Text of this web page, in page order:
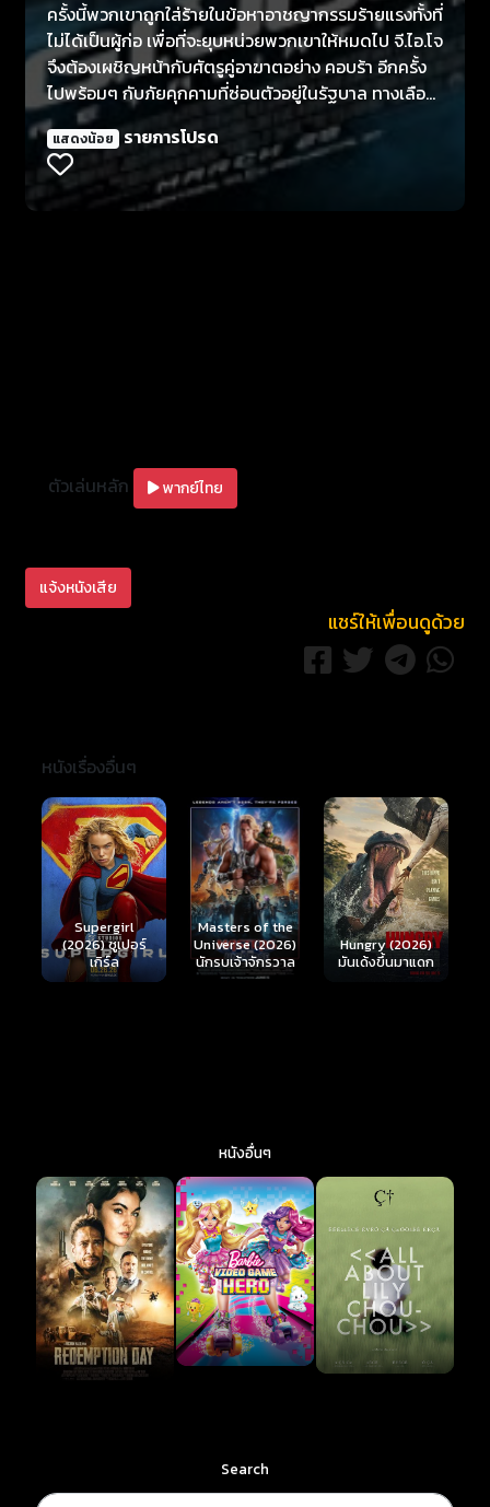
ครั้งนี้พวกเขาถูกใส่ร้ายในข้อหาอาชญากรรมร้ายแรงทั้งที่
ไม่ได้เป็นผู้ก่อ เพื่อที่จะยุบหน่วยพวกเขาให้หมดไป จี.ไอ.โจ
จึงต้องเผชิญหน้ากับศัตรูคู่อาฆาตอย่าง คอบร้า อีกครั้ง
ไปพร้อมๆ กับภัยคุกคามที่ซ่อนตัวอยู่ในรัฐบาล ทางเลือก
เดียวที่อยู่ก็คือ…การเอาคืน จี.ไอ.โจ ได้เวลาที่ โรดบล็อค
(ดเวย์น จอห์นสัน) ต้องนำทีมจี.ไอ.โจ ชุดใหม่ (ร่วมด้วย
แชนนิ่ง เททั่ม และ บรูซ วิลลิส) ในสงครามการผจญภัย
สุดระห่ำที่นักวิจารณ์ชั้นนำบอกว่า สงครามระห่ำแค้นคอบ
แสดงน้อย รายการโปรด
ตัวเล่นหลัก พากย์ไทย
แจ้งหนังเสีย
แชร์ให้เพื่อนดูด้วย
หนังเรื่องอื่นๆ
Masters of the
Universe (2026)
นักรบเจ้าจักรวาล
Hungry (2026)
มันเด้งขึ้นมาแดก
Ready or Not 2:
Here I Come
(2026) เกมพร้อม
ตาย 2
หนังอื่นๆ
Search